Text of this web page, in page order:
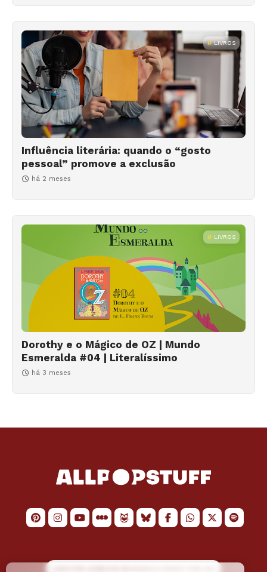
LIVROS
Influência literária: quando o “gosto
pessoal” promove a exclusão
há 2 meses
LIVROS
Dorothy e o Mágico de OZ | Mundo
Esmeralda #04 | Literalíssimo
há 3 meses